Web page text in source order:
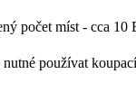
počet míst - cca 10
používat